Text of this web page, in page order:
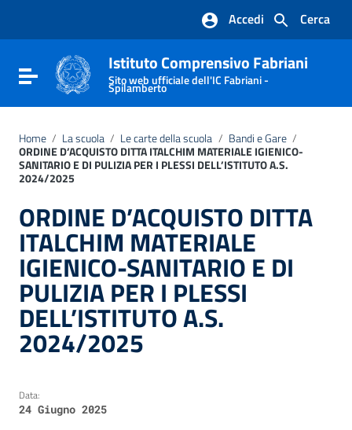
Vai al footer
Cerca
Accedi
Attiva / disattiva la navigazione
Istituto Comprensivo Fabriani
Sito web ufficiale dell'IC Fabriani -
Spilamberto
Home / La scuola / Le carte della scuola / Bandi e Gare /
ORDINE D’ACQUISTO DITTA ITALCHIM MATERIALE IGIENICO-
SANITARIO E DI PULIZIA PER I PLESSI DELL’ISTITUTO A.S.
2024/2025
ORDINE D’ACQUISTO DITTA
ITALCHIM MATERIALE
IGIENICO-SANITARIO E DI
PULIZIA PER I PLESSI
DELL’ISTITUTO A.S.
2024/2025
Data:
24 Giugno 2025